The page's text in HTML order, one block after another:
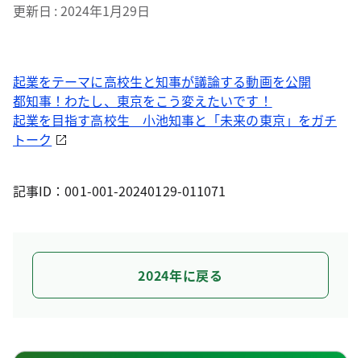
更新日 2024年1月29日
起業をテーマに高校生と知事が議論する動画を公開
都知事！わたし、東京をこう変えたいです！
起業を目指す高校生 小池知事と「未来の東京」をガチ
トーク
記事ID：001-001-20240129-011071
2024年に戻る